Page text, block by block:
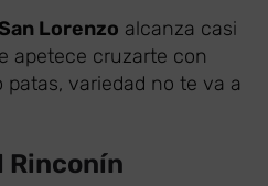
Lorenzo alcanza casi
apetece cruzarte con
variedad no te va a
Rinconín